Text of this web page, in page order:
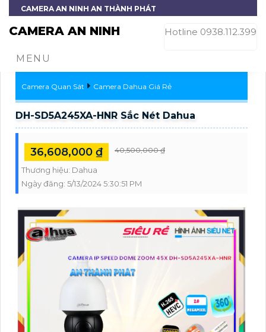
CAMERA AN NINH AN THÀNH PHÁT
CAMERA AN NINH Hotline 0938.112.399
MENU
Camera Quan Sát Camera Dahua Giá Rẻ
DH-SD5A245XA-HNR Sắc Nét Dahua
36,608,000 ₫ 40,500,000 ₫
Thương hiệu: Dahua
Ngày đăng: 5/13/2024 5:30:51 PM